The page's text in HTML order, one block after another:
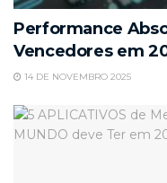
Performance
Vencedores em
14 DE NOVEMBRO 2025